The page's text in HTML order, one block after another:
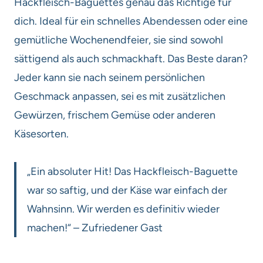
dich. Ideal für ein schnelles Abendessen oder eine
gemütliche Wochenendfeier, sie sind sowohl
sättigend als auch schmackhaft. Das Beste daran?
Jeder kann sie nach seinem persönlichen
Geschmack anpassen, sei es mit zusätzlichen
Gewürzen, frischem Gemüse oder anderen
Käsesorten.
„Ein absoluter Hit! Das Hackfleisch-Baguette
war so saftig, und der Käse war einfach der
Wahnsinn. Wir werden es definitiv wieder
machen!“ – Zufriedener Gast